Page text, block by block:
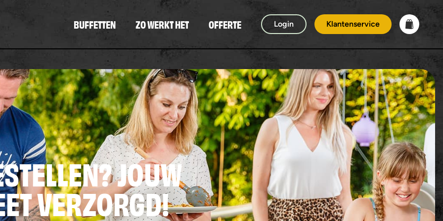
BUFFETTEN ZO WERKT HET OFFERTE Login Klantenservice
JOUW
VERZORGD!